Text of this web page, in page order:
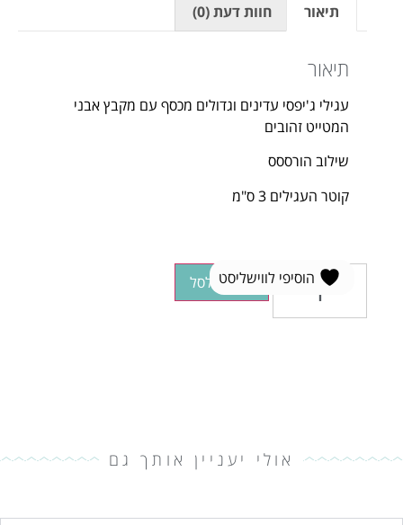
תיאור חוות דעת (0)
תיאור
עגילי ג'יפסי עדינים וגדולים מכסף עם מקבץ אבני
המטייט זהובים
שילוב הורססס
קוטר העגילים 3 ס"מ
הוספה לסל
הוסיפי לווישליסט
אולי יעניין אותך גם